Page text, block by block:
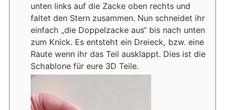
unten links auf die Zacke oben rechts und
faltet den Stern zusammen. Nun schneidet ihr
einfach „die Doppelzacke aus“ bis nach unten
zum Knick. Es entsteht ein Dreieck, bzw. eine
Raute wenn ihr das Teil ausklappt. Dies ist die
Schablone für eure 3D Teile.